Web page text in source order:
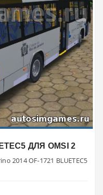
ДЛЯ OMSI 2
2014 OF-1721 BLUETEC5